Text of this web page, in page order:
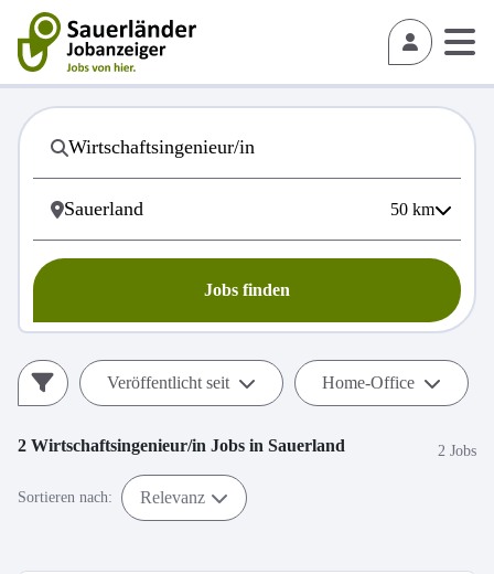
50 km
Jobs finden
Veröffentlicht seit Home-Office
2 Wirtschaftsingenieur/in Jobs in Sauerland 2 Jobs
Sortieren nach: Relevanz